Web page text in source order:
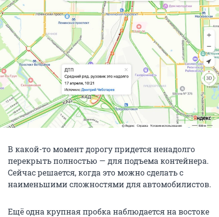
В какой-то момент дорогу придется ненадолго
перекрыть полностью — для подъема контейнера.
Сейчас решается, когда это можно сделать с
наименьшими сложностями для автомобилистов.
Ещё одна крупная пробка наблюдается на востоке